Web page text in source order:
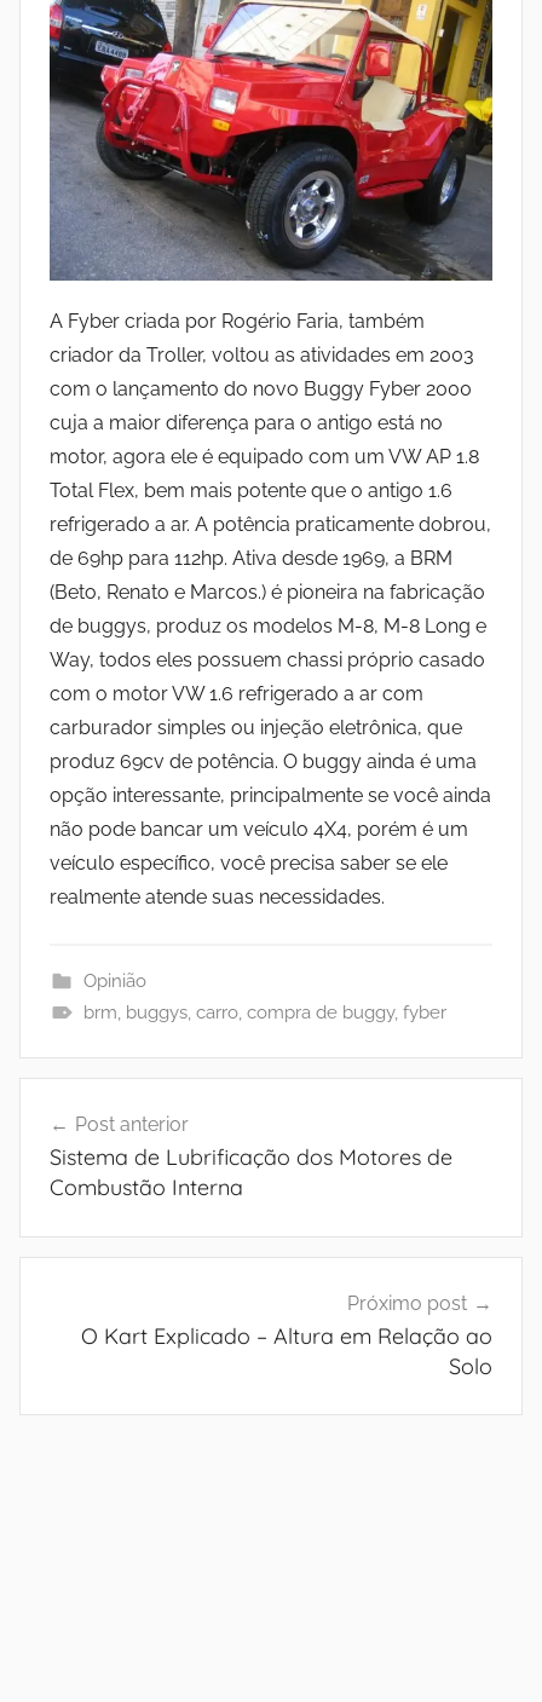
A Fyber criada por Rogério Faria, também
criador da Troller, voltou as atividades em 2003
com o lançamento do novo Buggy Fyber 2000
cuja a maior diferença para o antigo está no
motor, agora ele é equipado com um VW AP 1.8
Total Flex, bem mais potente que o antigo 1.6
refrigerado a ar. A potência praticamente dobrou,
de 69hp para 112hp. Ativa desde 1969, a BRM
(Beto, Renato e Marcos.) é pioneira na fabricação
de buggys, produz os modelos M-8, M-8 Long e
Way, todos eles possuem chassi próprio casado
com o motor VW 1.6 refrigerado a ar com
carburador simples ou injeção eletrônica, que
produz 69cv de potência. O buggy ainda é uma
opção interessante, principalmente se você ainda
não pode bancar um veículo 4X4, porém é um
veículo específico, você precisa saber se ele
realmente atende suas necessidades.
Opinião
brm, buggys, carro, compra de buggy, fyber
de
Post
Post anterior
Sistema de Lubrificação dos Motores de
Combustão Interna
Próximo post
O Kart Explicado – Altura em Relação ao
Solo